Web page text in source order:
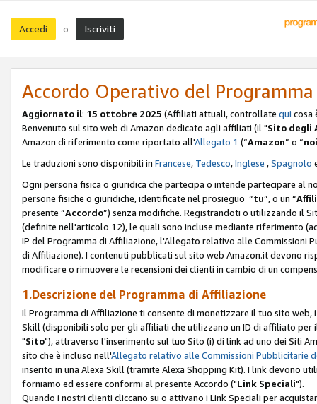
Accedi o Iscriviti
Accordo Operativo del
Aggiornato il: 15 ottobre 2025 (Affiliati attuali, controllate qui cosa
Benvenuto sul sito web di Amazon dedicato agli affiliati (il "Sito degli
Amazon di riferimento come riportato all'Allegato 1 (“Amazon” o “noi
Le traduzioni sono disponibili in Francese, Tedesco,Inglese ,Spagnolo
Ogni persona fisica o giuridica che partecipa o intende partecipare al
persone fisiche o giuridiche, identificate nel prosieguo “tu”, o un “
presente “Accordo”) senza modifiche. Registrandoti o utilizzando il
(definite nell'articolo 12), le quali sono incluse mediante riferimento
IP del Programma di Affiliazione, l'Allegato relativo alle Commissioni
di Affiliazione). I contenuti pubblicati sul sito web Amazon.it devono
modificare o rimuovere le recensioni dei clienti in cambio di un
1.Descrizione del Programma di Affiliazione
Il Programma di Affiliazione ti consente di monetizzare il tuo sito
Skill (disponibili solo per gli affiliati che utilizzano un ID di affiliato per
"Sito"), attraverso l'inserimento sul tuo Sito (i) di link ad uno dei Siti
sito che è incluso nell'Allegato relativo alle Commissioni Pubblicitarie
inserito in una Alexa Skill (tramite Alexa Shopping Kit). I link devono
forniamo ed essere conformi al presente Accordo ("Link Speciali").
Quando i nostri clienti cliccano su o attivano i Link Speciali per